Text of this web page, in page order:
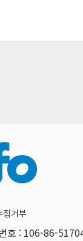
집거부
호 : 106-86-